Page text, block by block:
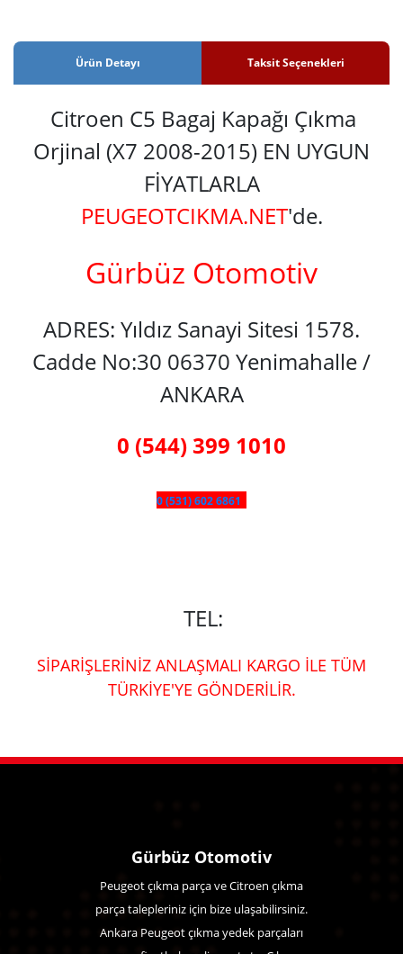
Ürün Detayı Taksit Seçenekleri
Citroen C5 Bagaj Kapağı Çıkma
Orjinal (X7 2008-2015) EN UYGUN
FİYATLARLA
PEUGEOTCIKMA.NET'de.
Gürbüz Otomotiv
ADRES: Yıldız Sanayi Sitesi 1578.
Cadde No:30 06370 Yenimahalle /
ANKARA
0 (544) 399 1010
0 (531) 602 6861
TEL:
SİPARİŞLERİNİZ ANLAŞMALI KARGO İLE TÜM
TÜRKİYE'YE GÖNDERİLİR.
Gürbüz Otomotiv
Peugeot çıkma parça ve Citroen çıkma
parça talepleriniz için bize ulaşabilirsiniz.
Ankara Peugeot çıkma yedek parçaları